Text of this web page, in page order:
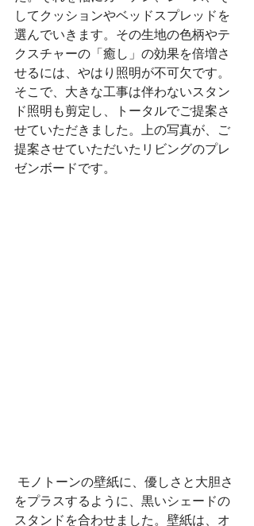
してクッションやベッドスプレッドを
選んでいきます。その生地の色柄やテ
クスチャーの「癒し」の効果を倍増さ
せるには、やはり照明が不可欠です。
そこで、大きな工事は伴わないスタン
ド照明も剪定し、トータルでご提案さ
せていただきました。上の写真が、ご
提案させていただいたリビングのプレ
ゼンボードです。
をプラスするように、黒いシェードの
スタンドを合わせました。壁紙は、オ